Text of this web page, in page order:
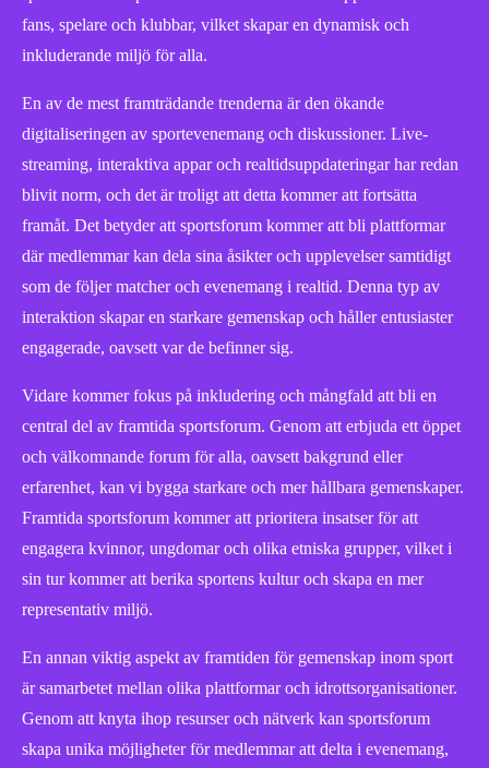
fans, spelare och klubbar, vilket skapar en dynamisk och
inkluderande miljö för alla.
En av de mest framträdande trenderna är den ökande
digitaliseringen av sportevenemang och diskussioner. Live-
streaming, interaktiva appar och realtidsuppdateringar har redan
blivit norm, och det är troligt att detta kommer att fortsätta
framåt. Det betyder att sportsforum kommer att bli plattformar
där medlemmar kan dela sina åsikter och upplevelser samtidigt
som de följer matcher och evenemang i realtid. Denna typ av
interaktion skapar en starkare gemenskap och håller entusiaster
engagerade, oavsett var de befinner sig.
Vidare kommer fokus på inkludering och mångfald att bli en
central del av framtida sportsforum. Genom att erbjuda ett öppet
och välkomnande forum för alla, oavsett bakgrund eller
erfarenhet, kan vi bygga starkare och mer hållbara gemenskaper.
Framtida sportsforum kommer att prioritera insatser för att
engagera kvinnor, ungdomar och olika etniska grupper, vilket i
sin tur kommer att berika sportens kultur och skapa en mer
representativ miljö.
En annan viktig aspekt av framtiden för gemenskap inom sport
är samarbetet mellan olika plattformar och idrottsorganisationer.
Genom att knyta ihop resurser och nätverk kan sportsforum
skapa unika möjligheter för medlemmar att delta i evenemang,